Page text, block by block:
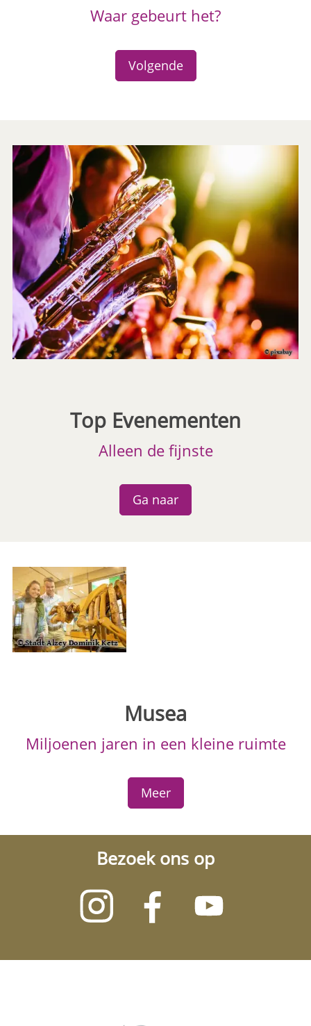
Waar gebeurt het?
Volgende
Top Evenementen
Alleen de fijnste
Ga naar
Musea
Miljoenen jaren in een kleine ruimte
Meer
Bezoek ons op
Bezoek
ons
Instagram
Bezoek
ons
Facebook
Bezoek
ons
Youtube